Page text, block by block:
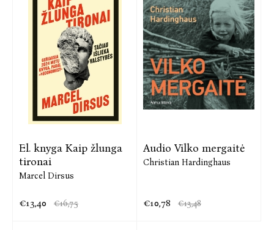
El. knyga Kaip žlunga
tironai
Marcel Dirsus
€13,40 €16,75
Audio Vilko mergaitė
Christian Hardinghaus
€10,78 €13,48